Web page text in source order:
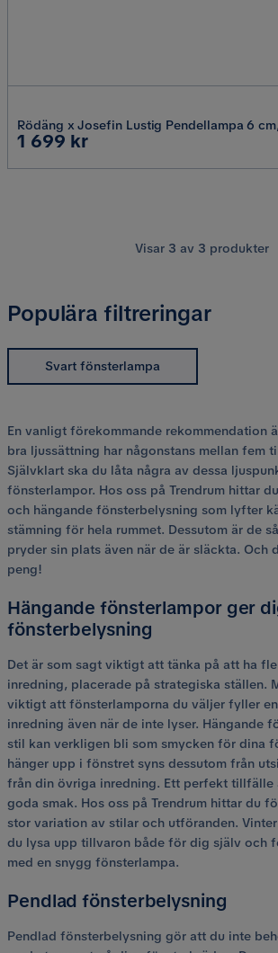
Rödäng x Josefin Lustig Pendellampa 6
Pris
1 699 kr
Visar 3 av 3 produkter
Populära filtreringar
Svart fönsterlampa
En vanligt förekommande rekommendation
bra ljussättning har någonstans mellan fem
Självklart ska du låta några av dessa
fönsterlampor. Hos oss på Trendrum hittar
och hängande fönsterbelysning som lyfter
stämning för hela rummet. Dessutom är de
pryder sin plats även när de är släckta. Och
peng!
Hängande fönsterlampor ger
fönsterbelysning
Det är som sagt viktigt att tänka på att ha
inredning, placerade på strategiska ställen.
viktigt att fönsterlamporna du väljer fyller
inredning även när de inte lyser. Hängande
stil kan verkligen bli som smycken för dina
hänger upp i fönstret syns dessutom från
från din övriga inredning. Ett perfekt tillfälle
goda smak. Hos oss på Trendrum hittar du
stor variation av stilar och utföranden.
du lysa upp tillvaron både för dig själv och
med en snygg fönsterlampa.
Pendlad fönsterbelysning
Pendlad fönsterbelysning gör att du inte